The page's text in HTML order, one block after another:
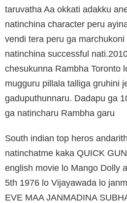
taruvatha Aa okkati adakku
natinchina character peru
vendi tera peru ga
natinchina successful
chesukunna Rambha Toronto
mugguru pillala talliga gruhini
gaduputhunnaru. Dadapu ga
ga natincharu Rambha garu
South indian top heros
natinchatme kaka QUICK
english movie lo Mango Dolly
5th 1976 lo Vijayawada lo
EVE MAA JANMADINA